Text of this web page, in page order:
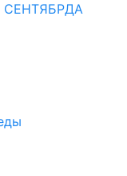
СЕНТЯБРДА